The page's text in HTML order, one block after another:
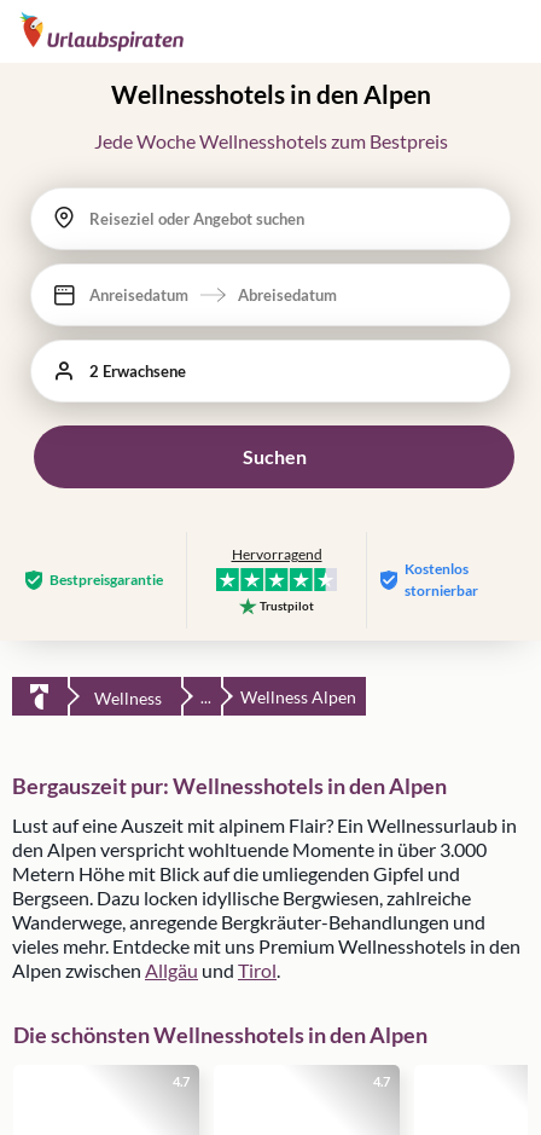
Wellnesshotels in den Alpen
Jede Woche Wellnesshotels zum Bestpreis
Reiseziel oder Angebot suchen
Anreisedatum Abreisedatum
2 Erwachsene
Suchen
Bestpreis­garantie
Hervorragend
Trustpilot
Kostenlos
stornierbar
Wellness ... Wellness Alpen
Bergauszeit pur: Wellnesshotels in den Alpen
Lust auf eine Auszeit mit alpinem Flair? Ein Wellnessurlaub in
den Alpen verspricht wohltuende Momente in über 3.000
Metern Höhe mit Blick auf die umliegenden Gipfel und
Bergseen. Dazu locken idyllische Bergwiesen, zahlreiche
Wanderwege, anregende Bergkräuter-Behandlungen und
vieles mehr. Entdecke mit uns Premium Wellnesshotels in den
Alpen zwischen Allgäu und Tirol.
Die schönsten Wellnesshotels in den Alpen
4.7 4.7